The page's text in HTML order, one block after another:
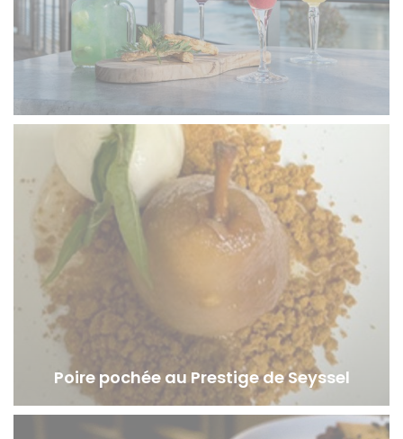
Poire pochée au Prestige de Seyssel